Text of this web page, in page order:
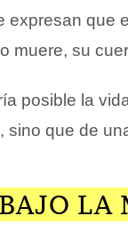
expresan que
muere, su
posible la
sino que de
LA